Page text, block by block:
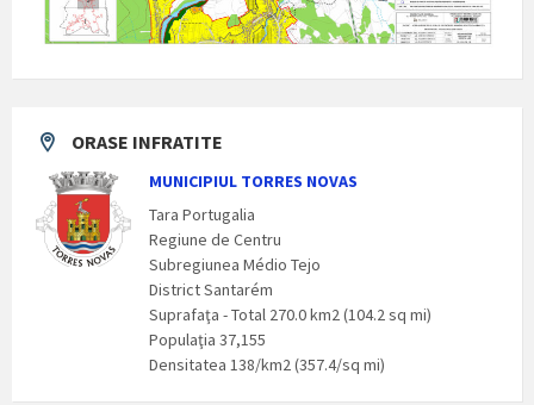
ORASE INFRATITE
MUNICIPIUL TORRES NOVAS
Tara Portugalia
Regiune de Centru
Subregiunea Médio Tejo
District Santarém
Suprafaţa - Total 270.0 km2 (104.2 sq mi)
Populaţia 37,155
Densitatea 138/km2 (357.4/sq mi)